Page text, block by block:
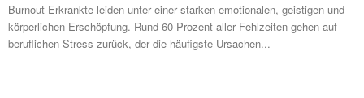
Burnout-Erkrankte leiden unter einer starken emotionalen, geistigen und
körperlichen Erschöpfung. Rund 60 Prozent aller Fehlzeiten gehen auf
beruflichen Stress zurück, der die häufigste Ursachen...